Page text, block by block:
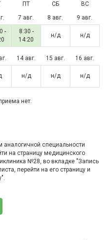
ПТ СБ
ВС
7 авг. 8 авг. 9 авг.
-
8:30 -
14:20
н/д н/д
14 авг. 15 авг.
16 авг.
н/д н/д н/д
нет.
специальности
на страницу медицинского
№28, во вкладке "Запись
перейти на его страницу и